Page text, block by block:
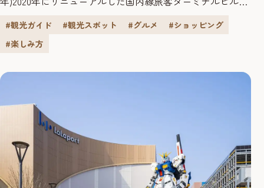
す。“福岡を感じながらほっと⼀息つける空間”で、新たな
魅力を楽しむことができます。 福岡空港までは、地下鉄を
下鉄の出口は空港...
#観光ガイド #観光スポット #グルメ
#ショッピング
#楽しみ方